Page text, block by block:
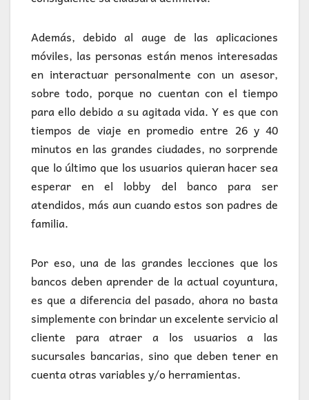
Además, debido al auge de las aplicaciones
móviles, las personas están menos interesadas
en interactuar personalmente con un asesor,
sobre todo, porque no cuentan con el tiempo
para ello debido a su agitada vida. Y es que con
tiempos de viaje en promedio entre 26 y 40
minutos en las grandes ciudades, no sorprende
que lo último que los usuarios quieran hacer sea
esperar en el lobby del banco para ser
atendidos, más aun cuando estos son padres de
familia.
Por eso, una de las grandes lecciones que los
bancos deben aprender de la actual coyuntura,
es que a diferencia del pasado, ahora no basta
simplemente con brindar un excelente servicio al
cliente para atraer a los usuarios a las
sucursales bancarias, sino que deben tener en
cuenta otras variables y/o herramientas.